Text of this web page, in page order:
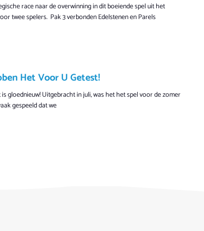
race naar de overwinning in dit boeiende spel uit het
twee spelers. Pak 3 verbonden Edelstenen en Parels
Het Voor U Getest!
gloednieuw! Uitgebracht in juli, was het het spel voor de zomer
gespeeld dat we